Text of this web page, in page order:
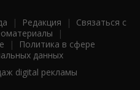
| Редакция | Связаться с
|
|
Политика в сфере
данных
digital рекламы